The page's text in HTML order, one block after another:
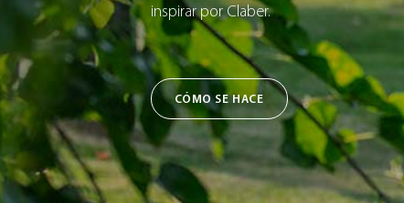
inspirar por Claber.
CÓMO SE HACE